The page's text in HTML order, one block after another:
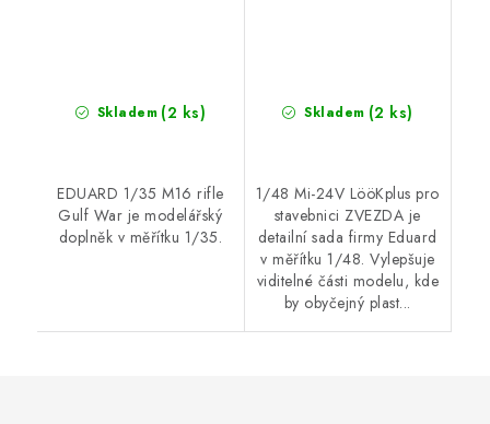
Skladem (2 ks)
EDUARD 1/35 M16 rifle
Gulf War je modelářský
doplněk v měřítku 1/35.
Skladem (2 ks)
1/48 Mi-24V LööKplus pro
stavebnici ZVEZDA je
detailní sada firmy Eduard
v měřítku 1/48. Vylepšuje
viditelné části modelu, kde
by obyčejný plast...